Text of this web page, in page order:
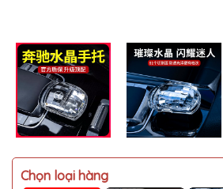
BMW
VOLVO
SUZUKI
PORSCHE
MG
Chọn loại hàng